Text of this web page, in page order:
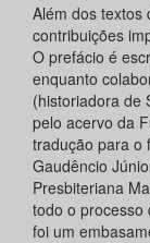
Além dos textos
contribuições
O prefácio é
enquanto
(historiadora de
pelo acervo da
tradução para o
Gaudêncio
Presbiteriana
todo o processo
foi um